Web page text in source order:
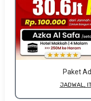
Paket
JADWAL,